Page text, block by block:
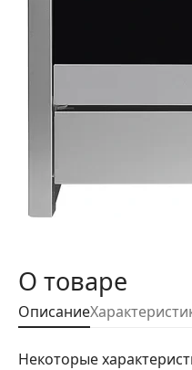
О товаре
Описание
Некоторые